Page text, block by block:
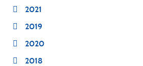
2021
2019
2020
2018